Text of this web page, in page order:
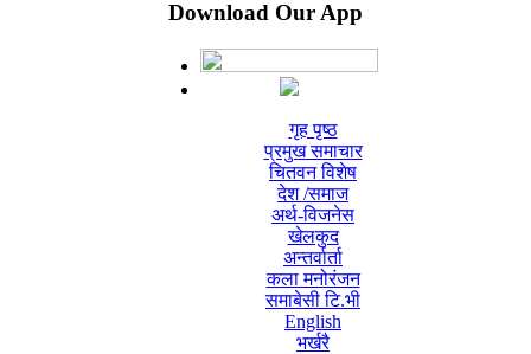
Download Our App
गृह पृष्ठ
प्रमुख समाचार
चितवन विशेष
देश /समाज
अर्थ-विजनेस
खेलकुद
अन्तर्वार्ता
कला मनोरंजन
समाबेसी टि.भी
English
भर्खरै